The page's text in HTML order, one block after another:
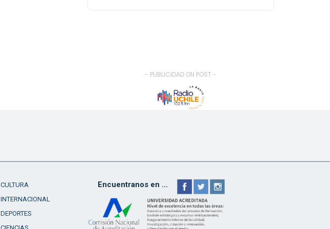
- PUBLICIDAD ON POST -
CULTURA
INTERNACIONAL
DEPORTES
Encuentranos en ...